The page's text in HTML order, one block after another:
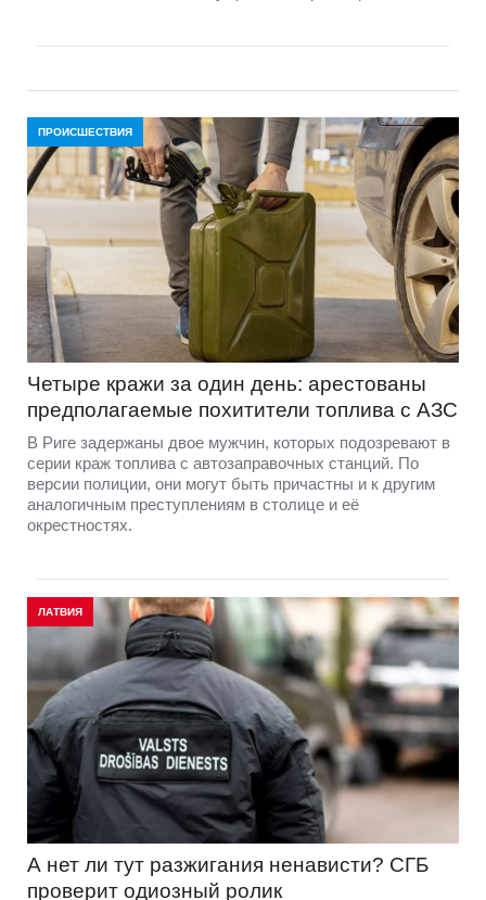
ПРОИСШЕСТВИЯ
Четыре кражи за один день: арестованы
предполагаемые похитители топлива с АЗС
В Риге задержаны двое мужчин, которых подозревают в
серии краж топлива с автозаправочных станций. По
версии полиции, они могут быть причастны и к другим
аналогичным преступлениям в столице и её
окрестностях.
ЛАТВИЯ
А нет ли тут разжигания ненависти? СГБ
проверит одиозный ролик